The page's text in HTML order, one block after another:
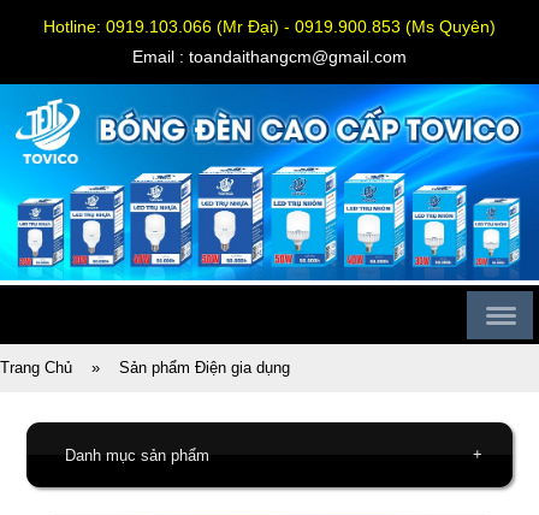
Hotline: 0919.103.066 (Mr Đại) - 0919.900.853 (Ms Quyên)
Email : toandaithangcm@gmail.com
Trang Chủ » Sản phẩm Điện gia dụng
Danh mục sản phẩm +